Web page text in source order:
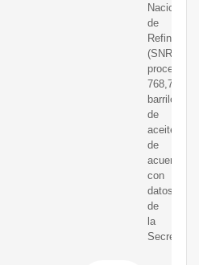
Nacional
de
Refinación
(SNR)
procesaron
768,732
barriles
de
de
acuerdo
con
datos
de
la
Secretaría